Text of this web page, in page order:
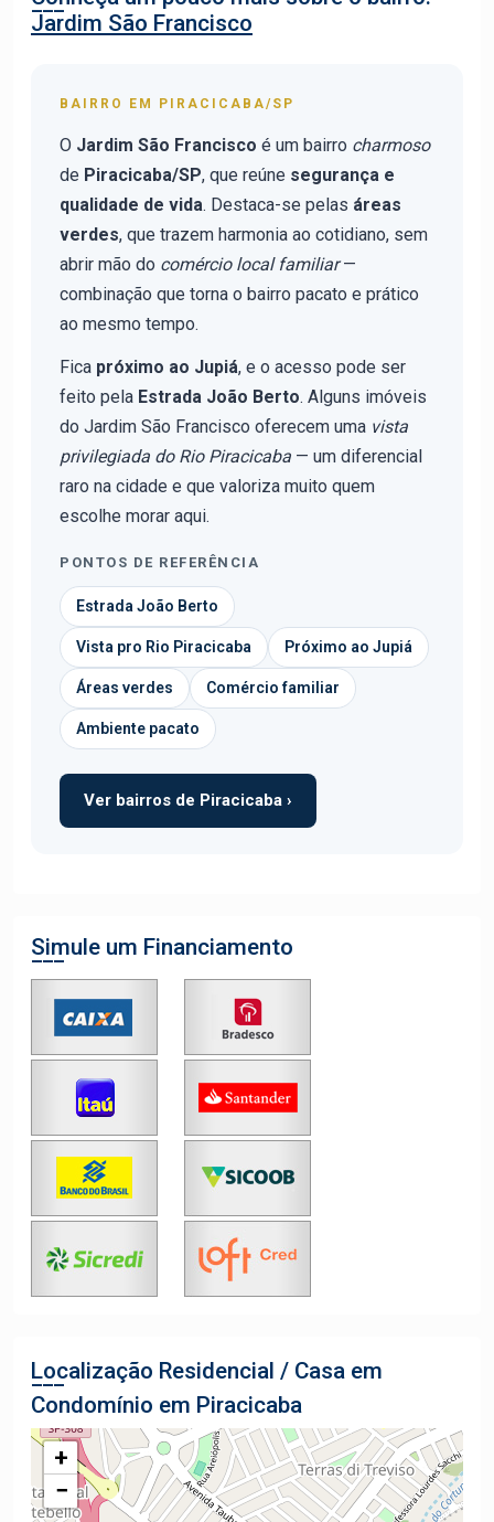
Jardim São Francisco
BAIRRO EM PIRACICABA/SP
O Jardim São Francisco é um bairro charmoso
de Piracicaba/SP, que reúne segurança e
qualidade de vida. Destaca-se pelas áreas
verdes, que trazem harmonia ao cotidiano, sem
abrir mão do comércio local familiar—
combinação que torna o bairro pacato e prático
ao mesmo tempo.
Fica próximo ao Jupiá, e o acesso pode ser
feito pela Estrada João Berto. Alguns imóveis
do Jardim São Francisco oferecem uma vista
privilegiada do Rio Piracicaba — um diferencial
raro na cidade e que valoriza muito quem
escolhe morar aqui.
PONTOS DE REFERÊNCIA
Estrada João Berto
Vista pro Rio Piracicaba Próximo ao Jupiá
Áreas verdes Comércio familiar
Ambiente pacato
Ver bairros de Piracicaba ›
Simule um Financiamento
Localização Residencial / Casa em
Condomínio em Piracicaba
+
−